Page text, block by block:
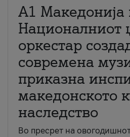
А1 Македонија
Националниот
оркестар
современа
приказна
македонското
наследство
Во пресрет на